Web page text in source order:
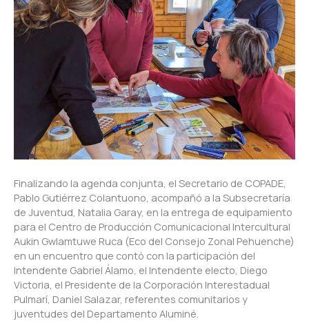
Finalizando la agenda conjunta, el Secretario de COPADE,
Pablo Gutiérrez Colantuono, acompañó a la Subsecretaría
de Juventud, Natalia Garay, en la entrega de equipamiento
para el ⁣Centro de Producción Comunicacional Intercultural
Aukin Gwlamtuwe Ruca (Eco del Consejo Zonal Pehuenche)
en un encuentro que contó con la participación del
Intendente Gabriel Álamo, el Intendente electo, Diego
Victoria, el Presidente de la Corporación Interestadual
Pulmarí, Daniel Salazar, referentes comunitarios y
juventudes del Departamento Aluminé.